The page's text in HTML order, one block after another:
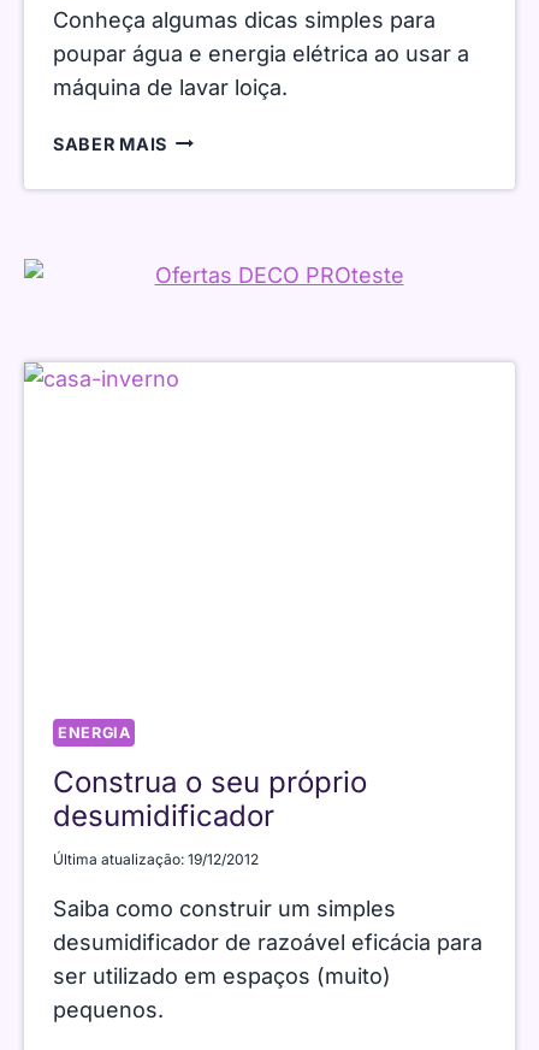
Conheça algumas dicas simples para
poupar água e energia elétrica ao usar a
máquina de lavar loiça.
SABER MAIS COMO
ÁGUA
AO
MÁQUINA
DE
ENERGIA
Construa o seu próprio
desumidificador
Última atualização: 19/12/2012
Saiba como construir um simples
desumidificador de razoável eficácia para
ser utilizado em espaços (muito)
pequenos.